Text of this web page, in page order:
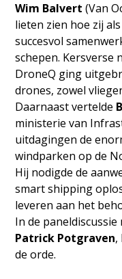
Wim Balvert (Van
lieten zien hoe zij
succesvol
schepen.
DroneQ ging
drones, zowel
Daarnaast vertelde
ministerie van
uitdagingen de
windparken op de
Hij nodigde de
smart shipping
leveren aan het
In de
Patrick Potgraven,
de orde.